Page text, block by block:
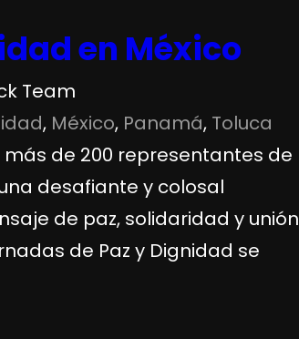
en México
Team
, México, Panamá, Toluca
de 200 representantes de
desafiante y colosal
de paz, solidaridad y unión
de Paz y Dignidad se